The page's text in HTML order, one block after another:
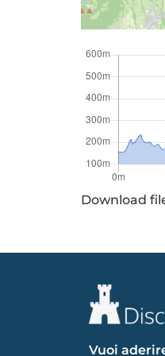
Download
Vuoi